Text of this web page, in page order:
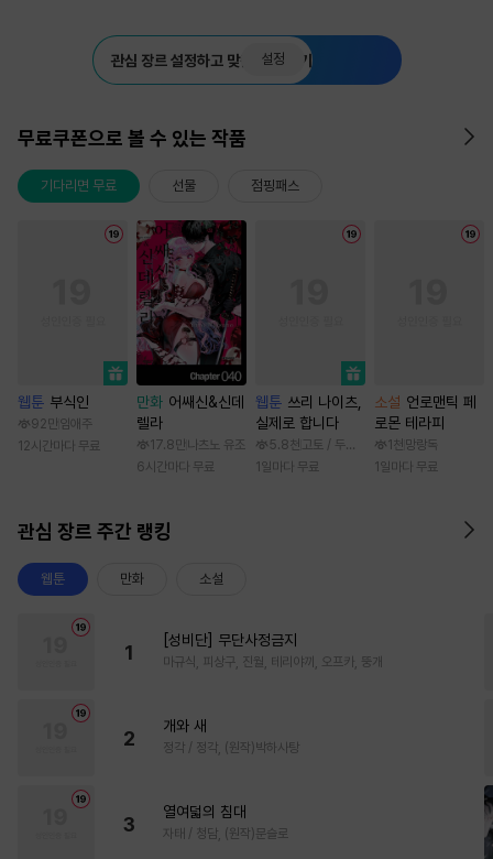
관심 장르 설정하고 맞춤 추천 받기
설정
무료쿠폰으로 볼 수 있는 작품
기다리면 무료 선물 점핑패스
웹툰 부식인
92만 임애주
12시간마다 무료
만화 어쌔신&신데
렐라
17.8만 나츠노 유조
6시간마다 무료
웹툰 쓰리 나이츠,
실제로 합니다
5.8천 고토 / 두나래
1일마다 무료
소설 언로맨틱 페
로몬 테라피
1천 망랑독
1일마다 무료
관심 장르 주간 랭킹
웹툰 만화 소설
1
[성비단] 무단사정금지
마규식, 피상구, 진월, 테리야끼, 오프카, 뚱개
2
개와 새
정각 / 정각, (원작)박하사탕
3
열여덟의 침대
자태 / 청담, (원작)문슬로